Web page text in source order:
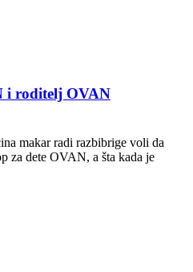
i roditelj OVAN
makar radi razbibrige voli da
za dete OVAN, a šta kada je